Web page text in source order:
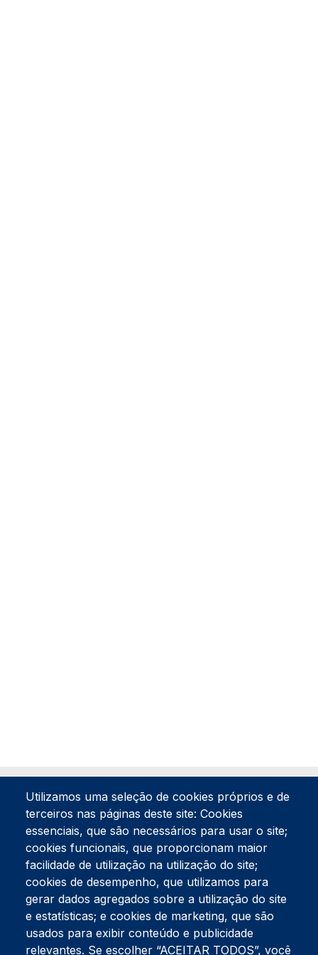
Tel:234 390 100 Fax:234 390 100
Endereço Postal
Apartado 42
Rua Gil Eanes 31
3834-908 Gafanha da Nazaré
Utilizamos uma seleção de cookies próprios e de
terceiros nas páginas deste site: Cookies
essenciais, que são necessários para usar o site;
cookies funcionais, que proporcionam maior
facilidade de utilização na utilização do site;
cookies de desempenho, que utilizamos para
gerar dados agregados sobre a utilização do site
e estatísticas; e cookies de marketing, que são
usados para exibir conteúdo e publicidade
relevantes. Se escolher “ACEITAR TODOS”, você